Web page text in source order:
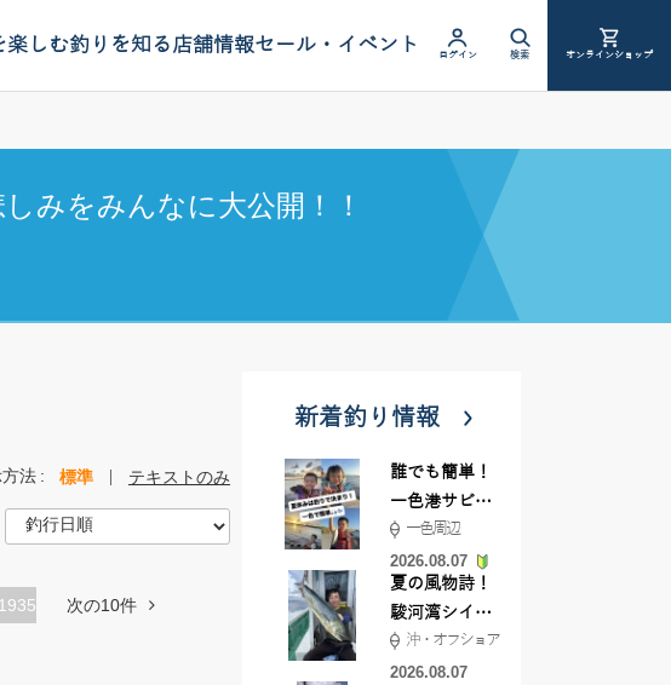
楽しむ釣りを知る店舗情報セール・イベント ログイン 検索 オンラインショップ
みをみんなに大公開！！
法 標準 テキストのみ
1935 次の10件
新着釣り情報
誰でも簡単！
一色港サビキ
＆ちょい投げ
一色周辺
2026.08.07
夏の風物詩！
駿河湾シイラ
キャスティン
グ行ってきま
沖・オフショア
2026.08.07